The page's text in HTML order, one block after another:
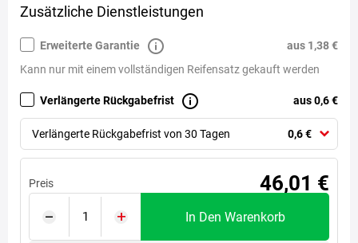
Zusätzliche Dienstleistungen
Erweiterte Garantie
Kann nur mit einem vollständigen Reifensatz gekauft werden
aus 1,38 €
Verlängerte Rückgabefrist
Verlängerte Rückgabefrist von 30 Tagen 0,6 €
aus 0,6 €
Preis 46,01 €
In Den Warenkorb